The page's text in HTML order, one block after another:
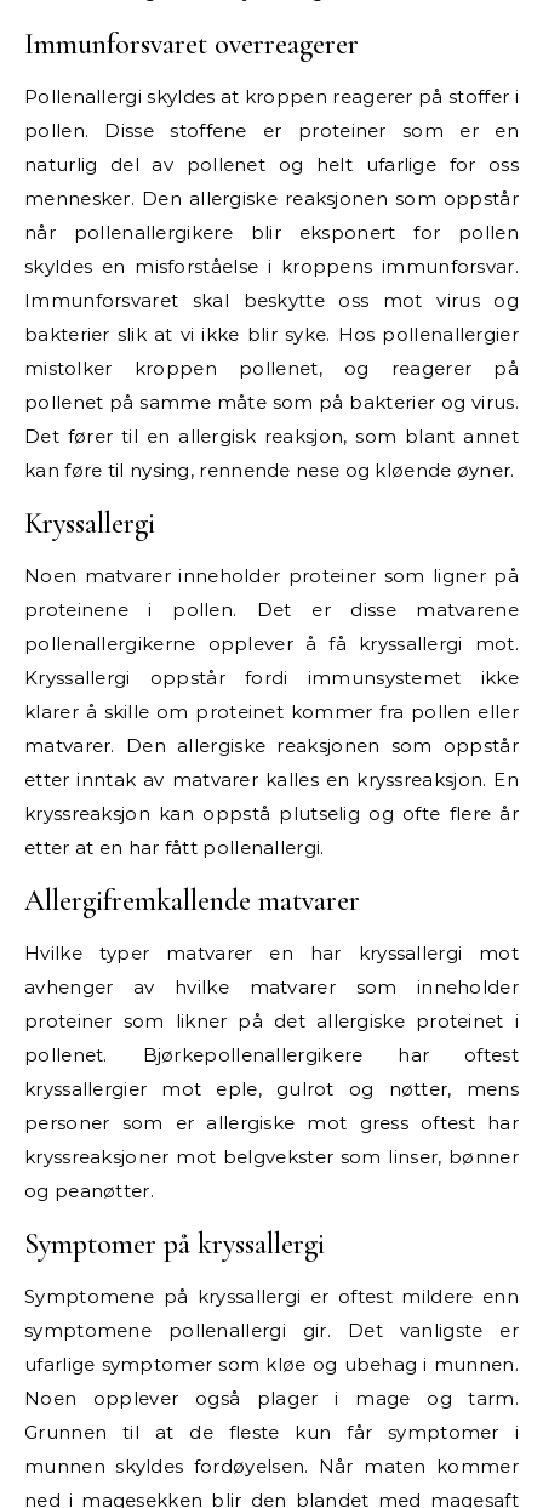
Immunforsvaret overreagerer
Pollenallergi skyldes at kroppen reagerer på stoffer i
pollen. Disse stoffene er proteiner som er en
naturlig del av pollenet og helt ufarlige for oss
mennesker. Den allergiske reaksjonen som oppstår
når pollenallergikere blir eksponert for pollen
skyldes en misforståelse i kroppens immunforsvar.
Immunforsvaret skal beskytte oss mot virus og
bakterier slik at vi ikke blir syke. Hos pollenallergier
mistolker kroppen pollenet, og reagerer på
pollenet på samme måte som på bakterier og virus.
Det fører til en allergisk reaksjon, som blant annet
kan føre til nysing, rennende nese og kløende øyner.
Kryssallergi
Noen matvarer inneholder proteiner som ligner på
proteinene i pollen. Det er disse matvarene
pollenallergikerne opplever å få kryssallergi mot.
Kryssallergi oppstår fordi immunsystemet ikke
klarer å skille om proteinet kommer fra pollen eller
matvarer. Den allergiske reaksjonen som oppstår
etter inntak av matvarer kalles en kryssreaksjon. En
kryssreaksjon kan oppstå plutselig og ofte flere år
etter at en har fått pollenallergi.
Allergifremkallende matvarer
Hvilke typer matvarer en har kryssallergi mot
avhenger av hvilke matvarer som inneholder
proteiner som likner på det allergiske proteinet i
pollenet. Bjørkepollenallergikere har oftest
kryssallergier mot eple, gulrot og nøtter, mens
personer som er allergiske mot gress oftest har
kryssreaksjoner mot belgvekster som linser, bønner
og peanøtter.
Symptomer på kryssallergi
Symptomene på kryssallergi er oftest mildere enn
symptomene pollenallergi gir. Det vanligste er
ufarlige symptomer som kløe og ubehag i munnen.
Noen opplever også plager i mage og tarm.
Grunnen til at de fleste kun får symptomer i
munnen skyldes fordøyelsen. Når maten kommer
ned i magesekken blir den blandet med magesaft